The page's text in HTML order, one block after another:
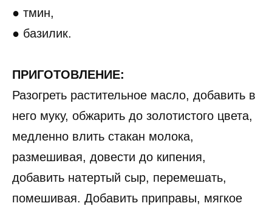
● тмин,
● базилик.
ПРИГОТОВЛЕНИЕ:
Разогреть растительное масло, добавить в
него муку, обжарить до золотистого цвета,
медленно влить стакан молока,
размешивая, довести до кипения,
добавить натертый сыр, перемешать,
помешивая. Добавить приправы, мягкое